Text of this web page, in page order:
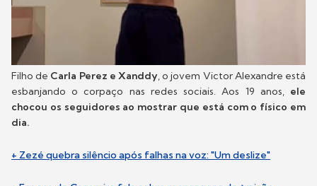
Filho de Carla Perez e Xanddy, o jovem Victor Alexandre está
esbanjando o corpaço nas redes sociais. Aos 19 anos, ele
chocou os seguidores ao mostrar que está com o físico em
dia.
+ Zezé quebra silêncio após falhas na voz: "Um deslize"